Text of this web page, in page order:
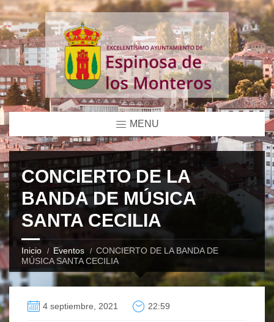
MENU
CONCIERTO DE LA
BANDA DE MÚSICA
SANTA CECILIA
Inicio Eventos
CONCIERTO DE LA BANDA DE
MÚSICA SANTA CECILIA
4 septiembre, 2021 22:59